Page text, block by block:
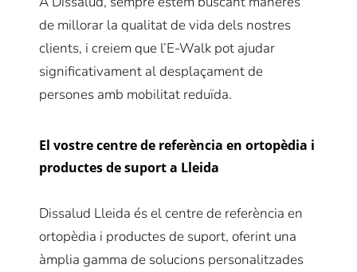
de millorar la qualitat de vida dels nostres
clients, i creiem que l’E-Walk pot ajudar
significativament al desplaçament de
persones amb mobilitat reduïda.
El vostre centre de referència en ortopèdia i
productes de suport a Lleida
Dissalud Lleida és el centre de referència en
ortopèdia i productes de suport, oferint una
àmplia gamma de solucions personalitzades